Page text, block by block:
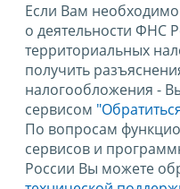
Если Вам
о деятельности ФНС
территориальных
получить
налогообложения -
сервисом
По вопросам
сервисов и
России Вы можете